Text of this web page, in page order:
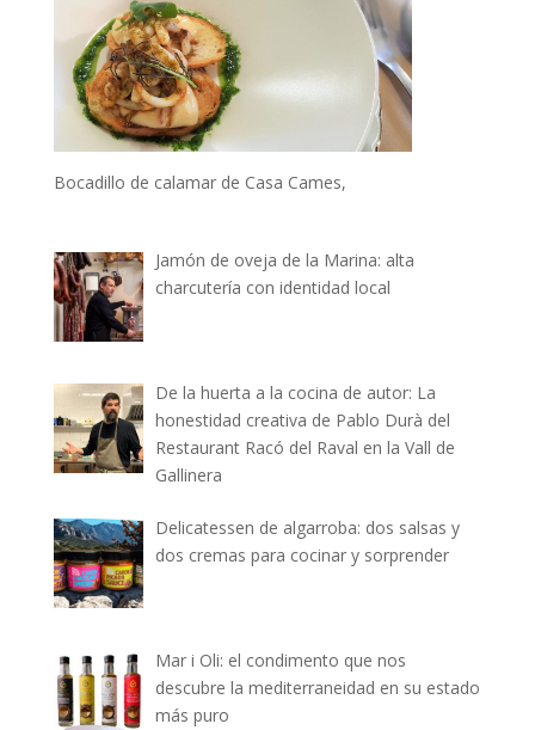
Bocadillo de calamar de Casa Cames,
Jamón de oveja de la Marina: alta
charcutería con identidad local
De la huerta a la cocina de autor: La
honestidad creativa de Pablo Durà del
Restaurant Racó del Raval en la Vall de
Gallinera
Delicatessen de algarroba: dos salsas y
dos cremas para cocinar y sorprender
Mar i Oli: el condimento que nos
descubre la mediterraneidad en su estado
más puro